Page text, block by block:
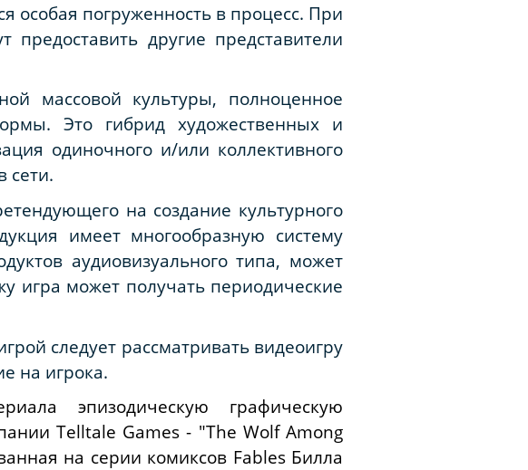
особая погруженность в процесс. При
другие представители
массовой культуры, полноценное
Это гибрид художественных и
одиночного и/или коллективного
сети.
на создание культурного
имеет многообразную систему
аудиовизуального типа, может
игра может получать периодические
следует рассматривать видеоигру
на игрока.
эпизодическую графическую
Telltale Games - "The Wolf Among
на серии комиксов Fables Билла